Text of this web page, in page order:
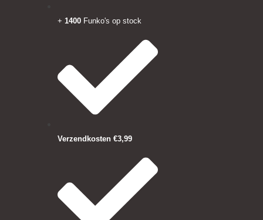
+ 1400 Funko's op stock
Verzendkosten €3,99